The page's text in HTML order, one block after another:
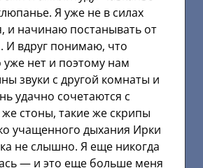
Я уже не в силах
и начинаю постанывать от
И вдруг понимаю, что
уже нет и поэтому нам
звуки с другой комнаты и
удачно сочетаются с
стоны, такие же скрипы
учащенного дыхания Ирки
не слышно. Я еще никогда
— и это еще больше меня